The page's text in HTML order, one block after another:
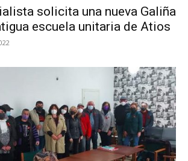
solicita una nueva Galiña
escuela unitaria de Atios